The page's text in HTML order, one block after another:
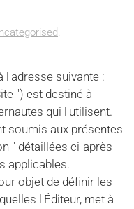
.
l'adresse suivante :
") est destiné à
qui l'utilisent.
soumis aux présentes
" détaillées ci-après
applicables.
objet de définir les
l'Éditeur, met à